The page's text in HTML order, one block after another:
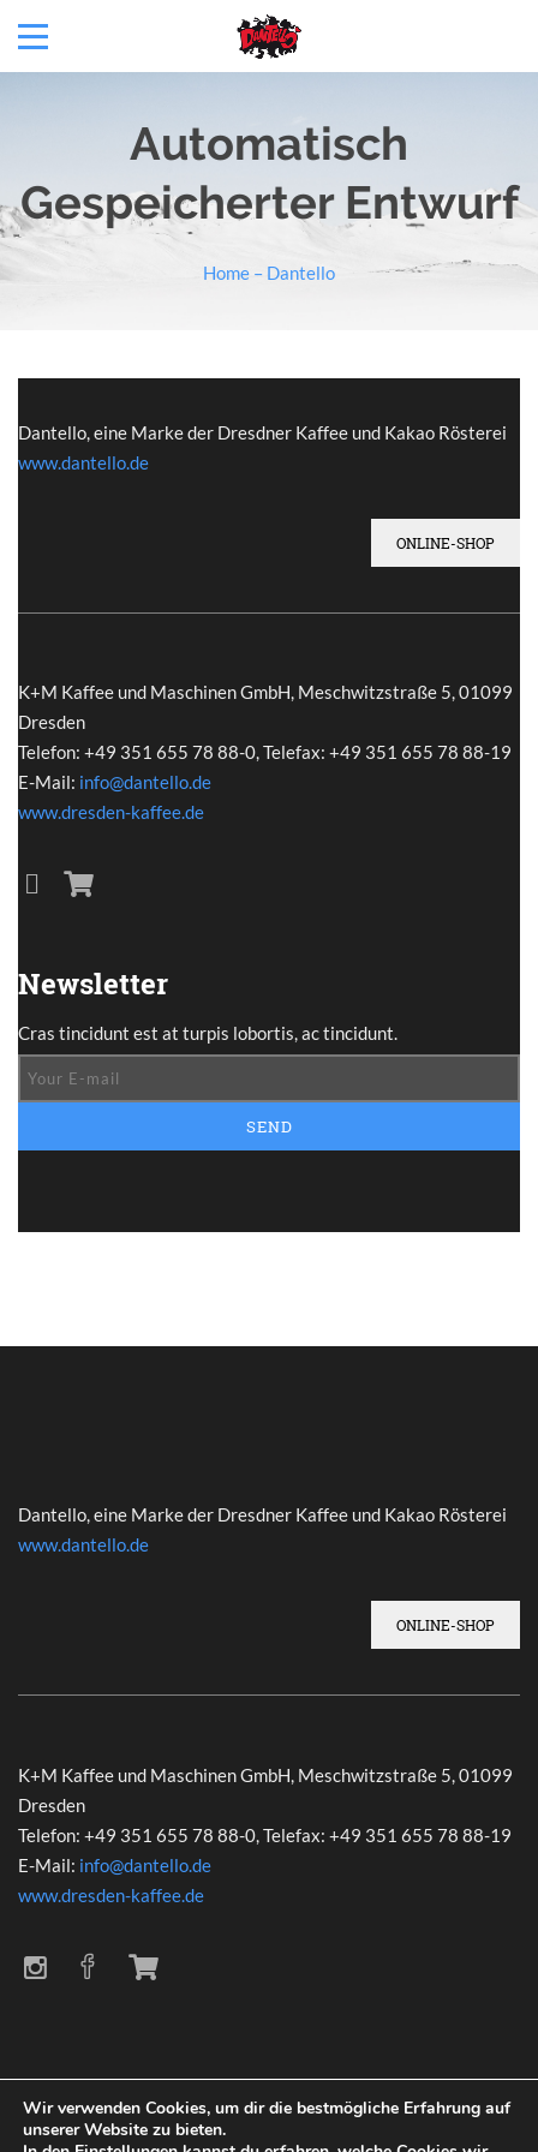
Automatisch
Gespeicherter Entwurf
Home – Dantello
Dantello, eine Marke der Dresdner Kaffee und Kakao Rösterei
www.dantello.de
ONLINE-SHOP
K+M Kaffee und Maschinen GmbH, Meschwitzstraße 5, 01099
Dresden
Telefon: +49 351 655 78 88-0, Telefax: +49 351 655 78 88-19
E-Mail: info@dantello.de
www.dresden-kaffee.de
Newsletter
Cras tincidunt est at turpis lobortis, ac tincidunt.
Dantello, eine Marke der Dresdner Kaffee und Kakao Rösterei
www.dantello.de
ONLINE-SHOP
K+M Kaffee und Maschinen GmbH, Meschwitzstraße 5, 01099
Dresden
Telefon: +49 351 655 78 88-0, Telefax: +49 351 655 78 88-19
E-Mail: info@dantello.de
www.dresden-kaffee.de
Wir verwenden Cookies, um dir die bestmögliche Erfahrung auf
unserer Website zu bieten.